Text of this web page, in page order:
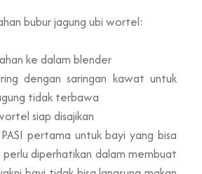
bubur jagung ubi wortel:
ke dalam blender
dengan saringan kawat untuk
tidak terbawa
siap disajikan
pertama untuk bayi yang bisa
perlu diperhatikan dalam membuat